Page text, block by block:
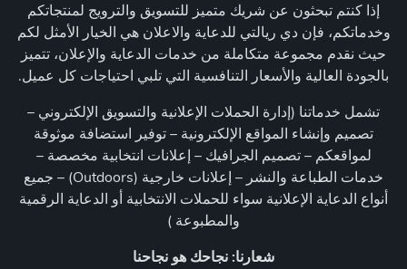
إذا كنتم تبحثون عن شريك متميز للتسويق والترويج لمنتجاتكم
وخدماتكم، فإن دي ريالتي للدعاية والاعلان هي الخيار الأمثل لكم
حيث نقدم مجموعة متكاملة من خدمات الدعاية والإعلان، تتميز
بالجودة العالية والأسعار التنافسية التي تلبي احتياجات كل عميل.
تشمل خدماتنا (إدارة الحملات الإعلانية والتسويق الإلكتروني –
تصميم وإنشاء المواقع الإلكترونية – توفير استضافة موثوقة
لمواقعكم – تصميم الجرافيك – إعلانات انتخابية مخصصة –
خدمات الطباعة والنشر – إعلانات خارجية (Outdoors) – جميع
أنواع الدعاية الإعلانية سواء للحملات الانتخابية أو الدعاية الرقمية
والمطبوعة )
شعارنا: نجاحك هو نجاحنا